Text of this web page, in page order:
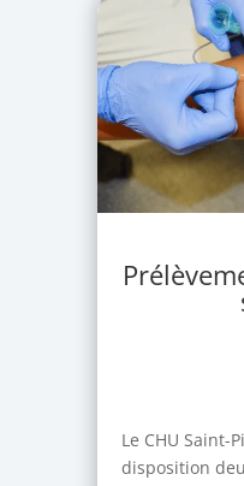
Le CHU Saint-
disposition